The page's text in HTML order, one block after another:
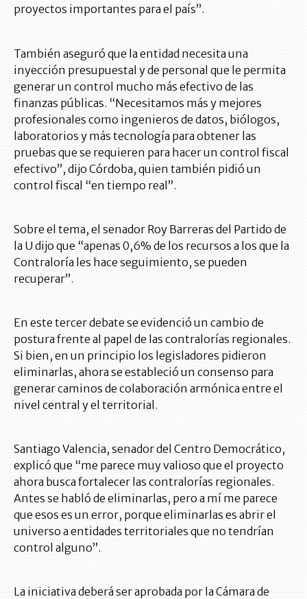
proyectos importantes para el país”.
También aseguró que la entidad necesita una
inyección presupuestal y de personal que le permita
generar un control mucho más efectivo de las
finanzas públicas. “Necesitamos más y mejores
profesionales como ingenieros de datos, biólogos,
laboratorios y más tecnología para obtener las
pruebas que se requieren para hacer un control fiscal
efectivo”, dijo Córdoba, quien también pidió un
control fiscal “en tiempo real”.
Sobre el tema, el senador Roy Barreras del Partido de
la U dijo que “apenas 0,6% de los recursos a los que la
Contraloría les hace seguimiento, se pueden
recuperar”.
En este tercer debate se evidenció un cambio de
postura frente al papel de las contralorías regionales.
Si bien, en un principio los legisladores pidieron
eliminarlas, ahora se estableció un consenso para
generar caminos de colaboración armónica entre el
nivel central y el territorial.
Santiago Valencia, senador del Centro Democrático,
explicó que “me parece muy valioso que el proyecto
ahora busca fortalecer las contralorías regionales.
Antes se habló de eliminarlas, pero a mí me parece
que esos es un error, porque eliminarlas es abrir el
universo a entidades territoriales que no tendrían
control alguno”.
La iniciativa deberá ser aprobada por la Cámara de